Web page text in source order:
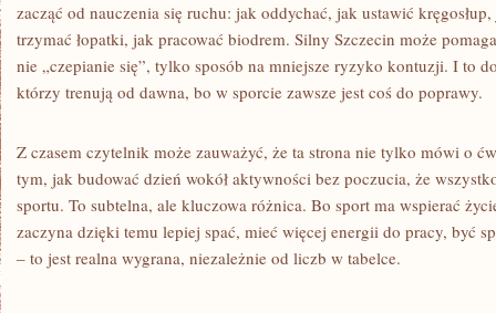
zacząć od nauczenia się ruchu: jak oddychać, jak ustawić
trzymać łopatki, jak pracować biodrem. Silny Szczecin może
nie „czepianie się”, tylko sposób na mniejsze ryzyko kontuzji. I to
którzy trenują od dawna, bo w sporcie zawsze jest coś do poprawy.
Z czasem czytelnik może zauważyć, że ta strona nie tylko mówi o
tym, jak budować dzień wokół aktywności bez poczucia, że
sportu. To subtelna, ale kluczowa różnica. Bo sport ma wspierać
zaczyna dzięki temu lepiej spać, mieć więcej energii do pracy, być
– to jest realna wygrana, niezależnie od liczb w tabelce.